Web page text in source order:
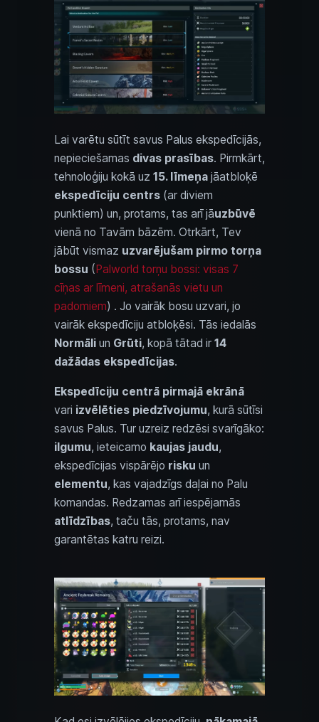
Lai varētu sūtīt savus Palus ekspedīcijās,
nepieciešamas divas prasības. Pirmkārt,
tehnoloģiju kokā uz 15. līmeņa jāatbloķē
ekspedīciju centrs (ar diviem
punktiem) un, protams, tas arī jāuzbūvē
vienā no Tavām bāzēm. Otrkārt, Tev
jābūt vismaz uzvarējušam pirmo torņa
bossu (Palworld torņu bossi: visas 7
cīņas ar līmeni, atrašanās vietu un
padomiem) . Jo vairāk bosu uzvari, jo
vairāk ekspedīciju atbloķēsi. Tās iedalās
Normāli un Grūti, kopā tātad ir 14
dažādas ekspedīcijas.
Ekspedīciju centrā pirmajā ekrānā
vari izvēlēties piedzīvojumu, kurā sūtīsi
savus Palus. Tur uzreiz redzēsi svarīgāko:
ilgumu, ieteicamo kaujas jaudu,
ekspedīcijas vispārējo risku un
elementu, kas vajadzīgs daļai no Palu
komandas. Redzamas arī iespējamās
atlīdzības, taču tās, protams, nav
garantētas katru reizi.